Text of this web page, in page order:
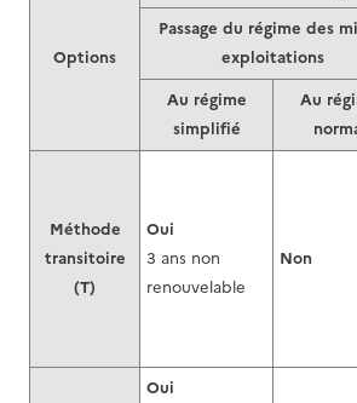
Options
Passage du régime des
exploitations
Au régime
simplifié
Au
Méthode
transitoire
(T)
Oui
3 ans non
renouvelable
Non
Oui